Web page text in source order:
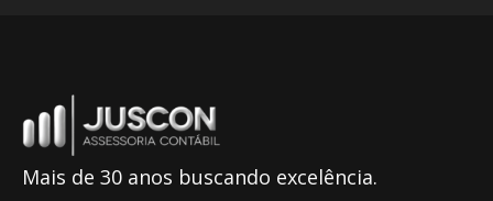
Mais de 30 anos buscando excelência.